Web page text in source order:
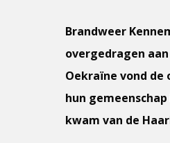
Brandweer
overgedragen
Oekraïne vond
hun
kwam van de